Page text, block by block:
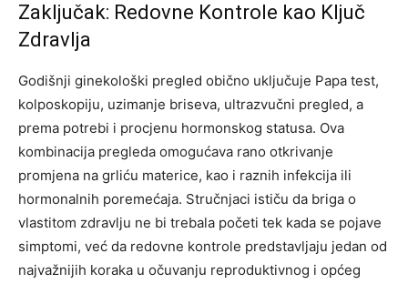
Zaključak: Redovne Kontrole kao Ključ
Zdravlja
Godišnji ginekološki pregled obično uključuje Papa test,
kolposkopiju, uzimanje briseva, ultrazvučni pregled, a
prema potrebi i procjenu hormonskog statusa. Ova
kombinacija pregleda omogućava rano otkrivanje
promjena na grliću materice, kao i raznih infekcija ili
hormonalnih poremećaja. Stručnjaci ističu da briga o
vlastitom zdravlju ne bi trebala početi tek kada se pojave
simptomi, već da redovne kontrole predstavljaju jedan od
najvažnijih koraka u očuvanju reproduktivnog i općeg